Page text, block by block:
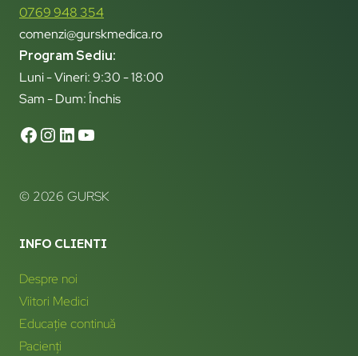
0769 948 354
comenzi@gurskmedica.ro
Program Sediu:
Luni - Vineri: 9:30 - 18:00
Sam - Dum: Închis
© 2026 GURSK
INFO CLIENTI
Despre noi
Viitori Medici
Educație continuă
Pacienți